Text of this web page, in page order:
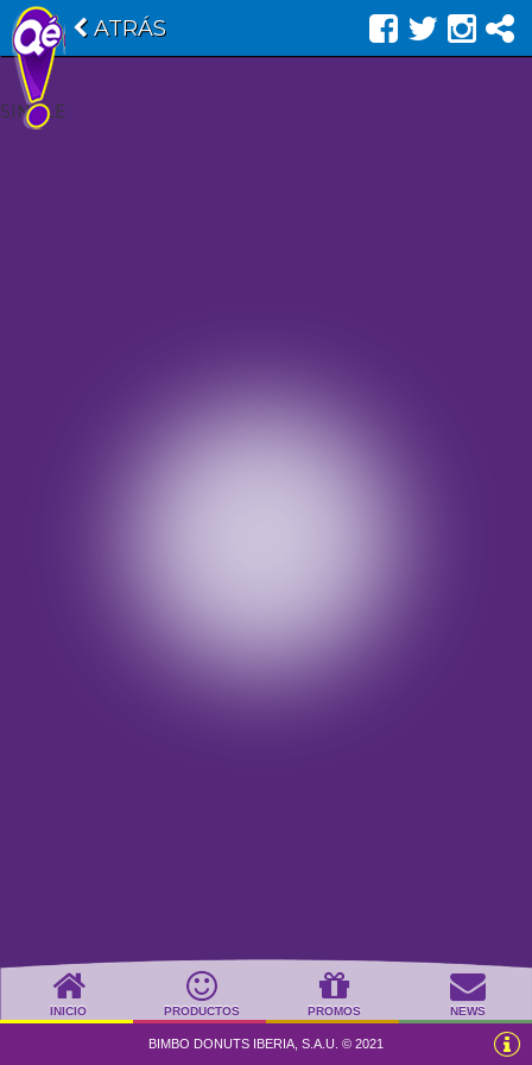
ATRÁS
SINGLE
INICIO PRODUCTOS PROMOS NEWS
BIMBO DONUTS IBERIA, S.A.U. © 2021